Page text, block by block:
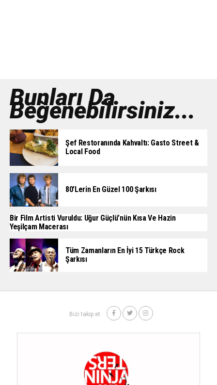
Bunları Da
Beğenebilirsiniz...
Şef Restoranında Kahvaltı: Gasto Street &
Local Food
80’lerin En Güzel 100 Şarkısı
Bir Film Artisti Vuruldu: Uğur Güçlü’nün Kısa Ve Hazin
Yeşilçam Macerası
Tüm Zamanların En İyi 15 Türkçe Rock
Şarkısı
Bizi takip et